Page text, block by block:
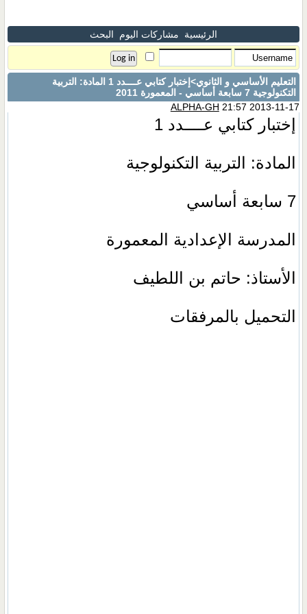
الرئيسية مشاركات اليوم البحث
التعليم الأساسي و الثانوي
>إختبار كتابي عــــدد 1 المادة: التربية
التكنولوجية 7 سابعة أساسي - المعمورة 2011
ALPHA-GH 21:57 2013-11-17
إختبار كتابي عــــدد 1
المادة: التربية التكنولوجية
7 سابعة أساسي
المدرسة الإعدادية المعمورة
الأستاذ: حاتم بن اللطيف
التحميل بالمرفقات